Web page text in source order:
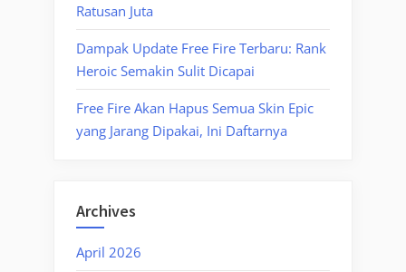
Ratusan Juta
Dampak Update Free Fire Terbaru: Rank
Heroic Semakin Sulit Dicapai
Free Fire Akan Hapus Semua Skin Epic
yang Jarang Dipakai, Ini Daftarnya
Archives
April 2026